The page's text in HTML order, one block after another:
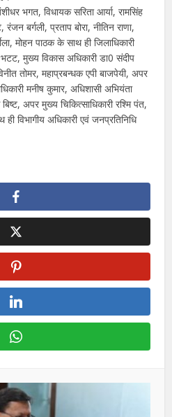
भगत, विधायक सरिता आर्या, रामसिंह
बर्गली, प्रताप बोरा, नीतिन राणा,
मोहन पाठक के साथ ही जिलाधिकारी
मुख्य विकास अधिकारी डा0 संदीप
तोमर, महाप्रबन्धक एपी बाजपेयी, अपर
मनीष कुमार, अधिशासी अभियंता
अपर मुख्य चिकित्साधिकारी रश्मि पंत,
विभागीय अधिकारी एवं जनप्रतिनिधि